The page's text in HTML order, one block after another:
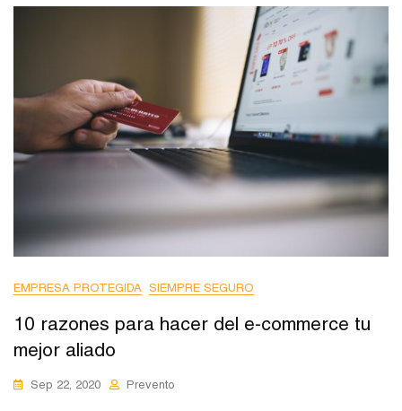
EMPRESA PROTEGIDA SIEMPRE SEGURO
10 razones para hacer del e-commerce tu
mejor aliado
Sep 22, 2020 Prevento